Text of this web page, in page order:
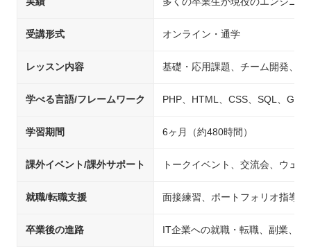
受講形式 オンライン・通学
レッスン内容 基礎・応用課題、チーム開発、自
学べる言語/フレームワーク PHP、HTML、CSS、SQL、Git
学習期間 6ヶ月（約480時間）
課外イベント/課外サポート トークイベント、交流会、ウェ
就職/転職支援 面接練習、ポートフォリオ指導
卒業後の進路 IT企業への就職・転職、副業、